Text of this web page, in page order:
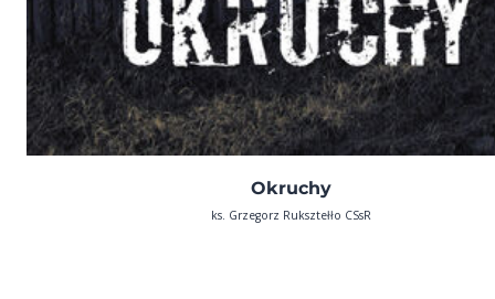
Okruchy
ks. Grzegorz Ruksztełło CSsR